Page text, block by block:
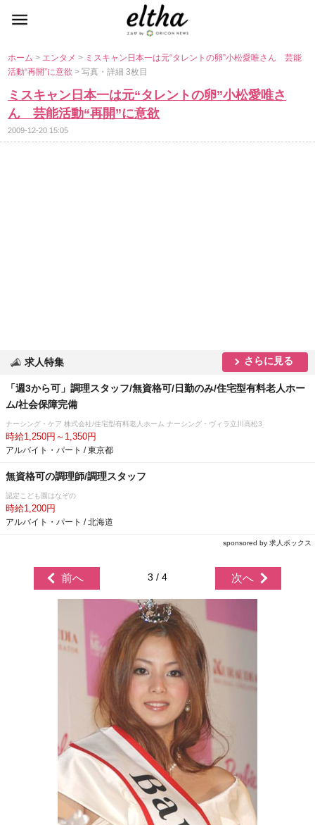
ホーム> エンタメ> ミスキャン日本一は元“タレントの卵”小松愛唯さん 芸能
活動“再開”に意欲> 写真・詳細 3枚目
ミスキャン日本一は元“タレントの卵”小松愛唯さ
ん 芸能活動“再開”に意欲
2009-12-20 15:05
求人特集 さらに見る
「週3から可」調理スタッフ/無資格可/日勤のみ/住宅型有料老人ホー
ム/社会保障完備
ナーシング・ケア 株式会社/住宅型有料老人ホーム ナーシング・ヴィラ立川高松3
時給1,250円～1,350円
アルバイト・パート / 東京都
無資格可の調理師/調理スタッフ
認定こども園はなぞの
時給1,200円
アルバイト・パート / 北海道
sponsored by 求人ボックス
前へ 3 / 4 次へ